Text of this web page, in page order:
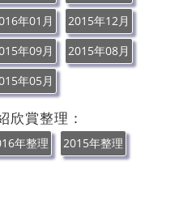
年01月
2015年12月
年09月
2015年08月
年05月
欣賞整理：
年整理
2015年整理